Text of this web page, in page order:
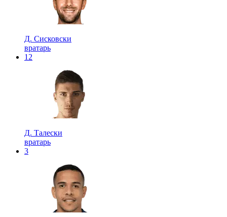
Д. Сисковски
вратарь
12
Д. Талески
вратарь
3